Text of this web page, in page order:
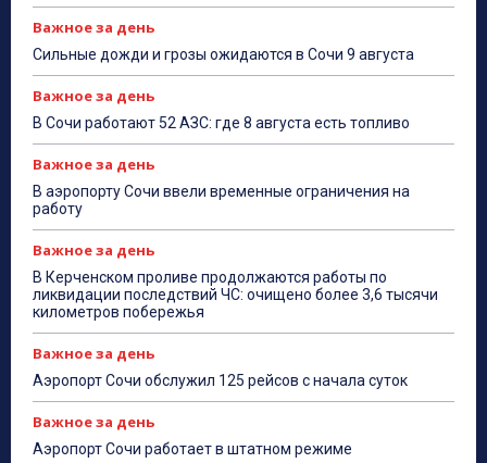
Важное за день
Сильные дожди и грозы ожидаются в Сочи 9 августа
Важное за день
В Сочи работают 52 АЗС: где 8 августа есть топливо
Важное за день
В аэропорту Сочи ввели временные ограничения на
работу
Важное за день
В Керченском проливе продолжаются работы по
ликвидации последствий ЧС: очищено более 3,6 тысячи
километров побережья
Важное за день
Аэропорт Сочи обслужил 125 рейсов с начала суток
Важное за день
Аэропорт Сочи работает в штатном режиме